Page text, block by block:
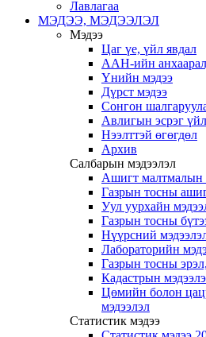
Лавлагаа
МЭДЭЭ, МЭДЭЭЛЭЛ
Мэдээ
Цаг үе, үйл явдал
ААН-ийн
Үнийн мэдээ
Дүрст мэдээ
Сонгон
Авлигын эсрэг
Нээлттэй өгөгдөл
Архив
Салбарын мэдээлэл
Ашигт малтмалын
Газрын тосны
Уул уурхайн
Газрын тосны
Нүүрсний
Лабораторийн
Газрын тосны
Кадастрын
Цөмийн болон
мэдээлэл
Статистик мэдээ